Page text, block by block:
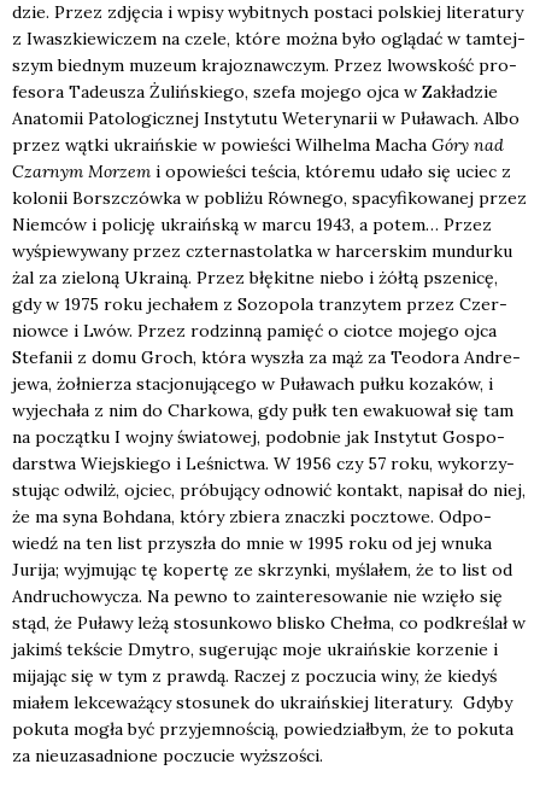
dzie. Przez zdję­cia i wpi­sy wybit­nych posta­ci pol­skiej lite­ra­tu­ry
z Iwasz­kie­wi­czem na cze­le, któ­re moż­na było oglą­dać w tam­tej­
szym bied­nym muzeum kra­jo­znaw­czym. Przez lwow­skość pro­
fe­so­ra Tade­usza Żuliń­skie­go, sze­fa moje­go ojca w Zakła­dzie
Ana­to­mii Pato­lo­gicz­nej Insty­tu­tu Wete­ry­na­rii w Puła­wach. Albo
przez wąt­ki ukra­iń­skie w powie­ści Wil­hel­ma Macha Góry nad
Czar­nym Morzem i opo­wie­ści teścia, któ­re­mu uda­ło się uciec z
kolo­nii Borsz­czów­ka w pobli­żu Rów­ne­go, spa­cy­fi­ko­wa­nej przez
Niem­ców i poli­cję ukra­iń­ską w mar­cu 1943, a potem… Przez
wyśpie­wy­wa­ny przez czter­na­sto­lat­ka w har­cer­skim mun­dur­ku
żal za zie­lo­ną Ukra­iną. Przez błę­kit­ne nie­bo i żół­tą psze­ni­cę,
gdy w 1975 roku jecha­łem z Sozo­po­la tran­zy­tem przez Czer­
niow­ce i Lwów. Przez rodzin­ną pamięć o ciot­ce moje­go ojca
Ste­fa­nii z domu Groch, któ­ra wyszła za mąż za Teo­do­ra Andre­
je­wa, żoł­nie­rza sta­cjo­nu­ją­ce­go w Puła­wach puł­ku koza­ków, i
wyje­cha­ła z nim do Char­ko­wa, gdy pułk ten ewa­ku­ował się tam
na począt­ku I woj­ny świa­to­wej, podob­nie jak Insty­tut Gospo­
dar­stwa Wiej­skie­go i Leśnic­twa. W 1956 czy 57 roku, wyko­rzy­
stu­jąc odwilż, ojciec, pró­bu­ją­cy odno­wić kon­takt, napi­sał do niej,
że ma syna Boh­da­na, któ­ry zbie­ra znacz­ki pocz­to­we. Odpo­
wiedź na ten list przy­szła do mnie w 1995 roku od jej wnu­ka
Juri­ja; wyj­mu­jąc tę koper­tę ze skrzyn­ki, myśla­łem, że to list od
Andru­cho­wy­cza. Na pew­no to zain­te­re­so­wa­nie nie wzię­ło się
stąd, że Puła­wy leżą sto­sun­ko­wo bli­sko Cheł­ma, co pod­kre­ślał w
jakimś tek­ście Dmy­tro, suge­ru­jąc moje ukra­iń­skie korze­nie i
mija­jąc się w tym z praw­dą. Raczej z poczu­cia winy, że kie­dyś
mia­łem lek­ce­wa­żą­cy sto­su­nek do ukra­iń­skiej lite­ra­tu­ry. Gdy­by
poku­ta mogła być przy­jem­no­ścią, powie­dział­bym, że to poku­ta
za nie­uza­sad­nio­ne poczu­cie wyż­szo­ści.